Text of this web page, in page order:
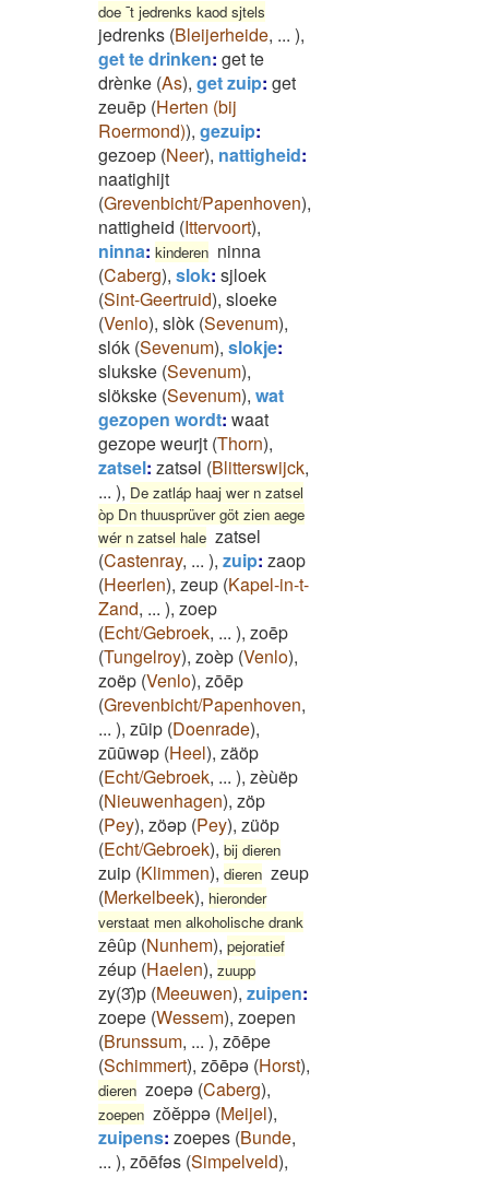
doe ¯t jedrenks kaod sjtels
jedrenks (Bleijerheide, ... ),
get te drinken: get te
drènke (As), get zuip: get
zeuēp (Herten (bij
Roermond)), gezuip:
gezoep (Neer), nattigheid:
naatighijt
(Grevenbicht/Papenhoven),
nattigheid (Ittervoort),
ninna: kinderen ninna
(Caberg), slok: sjloek
(Sint-Geertruid), sloeke
(Venlo), slòk (Sevenum),
slók (Sevenum), slokje:
slukske (Sevenum),
slökske (Sevenum), wat
gezopen wordt: waat
gezope weurjt (Thorn),
zatsel: zatsəl (Blitterswijck,
... ), De zatláp haaj wer n zatsel
òp Dn thuusprüver göt zien aege
wér n zatsel hale zatsel
(Castenray, ... ), zuip: zaop
(Heerlen), zeup (Kapel-in-t-
Zand, ... ), zoep
(Echt/Gebroek, ... ), zoēp
(Tungelroy), zoèp (Venlo),
zoëp (Venlo), zōēp
(Grevenbicht/Papenhoven,
... ), zūip (Doenrade),
zūūwəp (Heel), zäöp
(Echt/Gebroek, ... ), zèùëp
(Nieuwenhagen), zöp
(Pey), zöəp (Pey), züöp
(Echt/Gebroek), bij dieren
zuip (Klimmen), dieren zeup
(Merkelbeek), hieronder
verstaat men alkoholische drank
zêûp (Nunhem), pejoratief
zéup (Haelen), zuupp
zy(3)̄p (Meeuwen), zuipen:
zoepe (Wessem), zoepen
(Brunssum, ... ), zōēpe
(Schimmert), zōēpə (Horst),
dieren zoepə (Caberg),
zoepen zŏĕppə (Meijel),
zuipens: zoepes (Bunde,
... ), zōēfəs (Simpelveld),